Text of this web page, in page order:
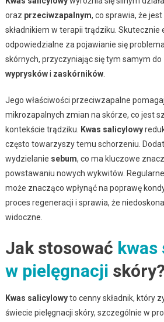
oraz przeciwzapalnym, co sprawia, że
składnikiem w terapii trądziku. Skutecznie
odpowiedzialne za pojawianie się
skórnych, przyczyniając się tym samym
wypryskówi zaskórników.
Jego właściwości przeciwzapalne
mikrozapalnych zmian na skórze, co jest
kontekście trądziku. Kwas salicylowy
często towarzyszy temu schorzeniu.
wydzielanie sebum, co ma kluczowe
powstawaniu nowych wykwitów.
może znacząco wpłynąć na poprawę
proces regeneracji i sprawia, że
widoczne.
Jak stosować kwas
w pielęgnacji
Kwas salicylowyto cenny składnik, który
świecie pielęgnacji skóry, szczególnie w